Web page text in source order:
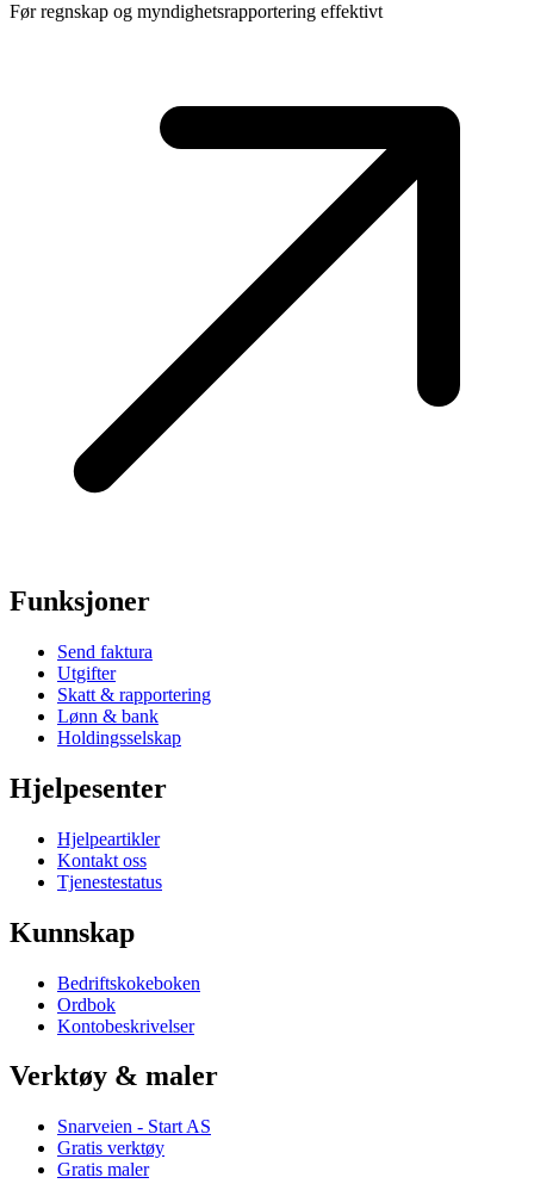
Før regnskap og myndighetsrapportering effektivt
Funksjoner
Send faktura
Utgifter
Skatt & rapportering
Lønn & bank
Holdingsselskap
Hjelpesenter
Hjelpeartikler
Kontakt oss
Tjenestestatus
Kunnskap
Bedriftskokeboken
Ordbok
Kontobeskrivelser
Verktøy & maler
Snarveien - Start AS
Gratis verktøy
Gratis maler